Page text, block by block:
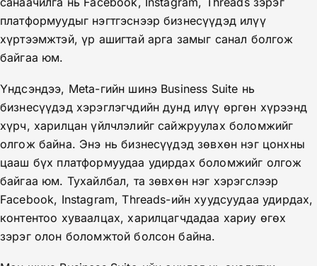
платформуудыг нэгтгэснээр бизнесүүдэд илүү
хүртээмжтэй, үр ашигтай арга замыг санал болгож
байгаа юм.
Үндсэндээ, Meta-гийн шинэ Business Suite нь
бизнесүүдэд хэрэглэгчдийн дунд илүү өргөн хүрээнд
хүрч, харилцан үйлчлэлийг сайжруулах боломжийг
олгож байна. Энэ нь бизнесүүдэд зөвхөн нэг цонхны
цааш бүх платформуудаа удирдах боломжийг олгож
байгаа юм. Тухайлбал, та зөвхөн нэг хэрэгслээр
Facebook, Instagram, Threads-ийн хуудсуудаа удирдах,
контентоо хуваалцах, харилцагчдадаа хариу өгөх
зэрэг олон боломжтой болсон байна.